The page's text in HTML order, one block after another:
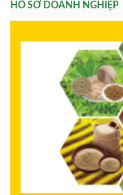
HỒ SƠ DOANH NGHIỆP